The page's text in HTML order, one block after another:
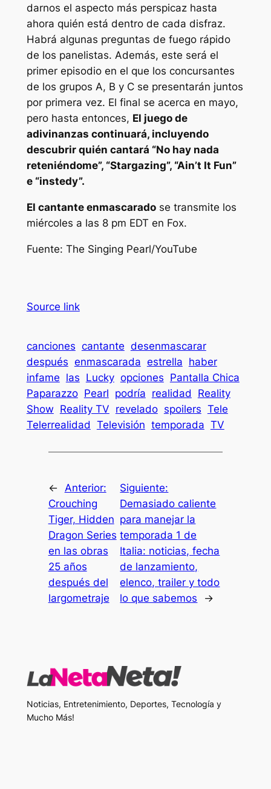
darnos el aspecto más perspicaz hasta
ahora quién está dentro de cada disfraz.
Habrá algunas preguntas de fuego rápido
de los panelistas. Además, este será el
primer episodio en el que los concursantes
de los grupos A, B y C se presentarán juntos
por primera vez. El final se acerca en mayo,
pero hasta entonces, El juego de
adivinanzas continuará, incluyendo
descubrir quién cantará “No hay nada
reteniéndome”, “Stargazing”, “Ain’t It Fun”
e “instedy”.
El cantante enmascaradose transmite los
miércoles a las 8 pm EDT en Fox.
Fuente: The Singing Pearl/YouTube
Source link
canciones cantante desenmascarar
después enmascarada estrella haber
infame las Lucky opciones Pantalla Chica
Paparazzo Pearl podría realidad
Reality
Show Reality TV revelado spoilers Tele
Telerrealidad Televisión temporada TV
←
Anterior:
Crouching
Tiger, Hidden
Dragon Series
en las obras
25 años
después del
largometraje
Siguiente:
Demasiado caliente
para manejar la
temporada 1 de
Italia: noticias, fecha
de lanzamiento,
elenco, trailer y todo
lo que sabemos
→
Noticias, Entretenimiento, Deportes, Tecnología y
Mucho Más!